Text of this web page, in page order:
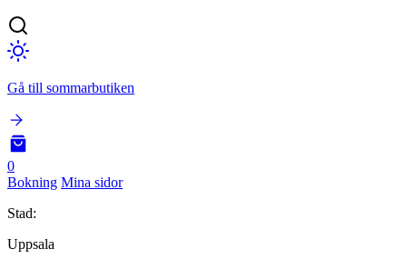
Gå till sommarbutiken
0
Bokning Mina sidor
Stad:
Uppsala